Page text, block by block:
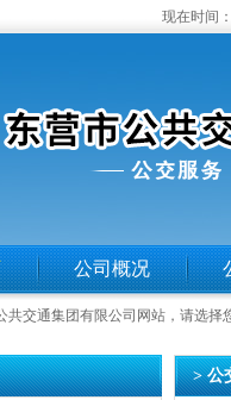
现在时间：
公司概况
共交通集团有限公司网站，请选择
> 公